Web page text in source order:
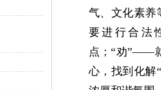
气、文化素养
要进行合法
点；“劝”——
心，找到化解